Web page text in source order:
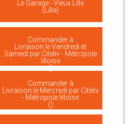
Le Garage - Vieux Lille
(Lille)
Commander à
Livraison le Vendredi et
Samedi par Citeliv - Métropole
lilloise
()
Commander à
Livraison le Mercredi par Citeliv
- Métropole lilloise
()